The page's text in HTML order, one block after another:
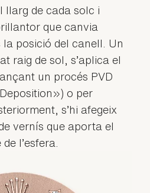
llarg de cada solc i
que canvia
la posició del canell. Un
raig de sol, s’aplica el
un procés PVD
o per
s’hi afegeix
vernís que aporta el
l’esfera.